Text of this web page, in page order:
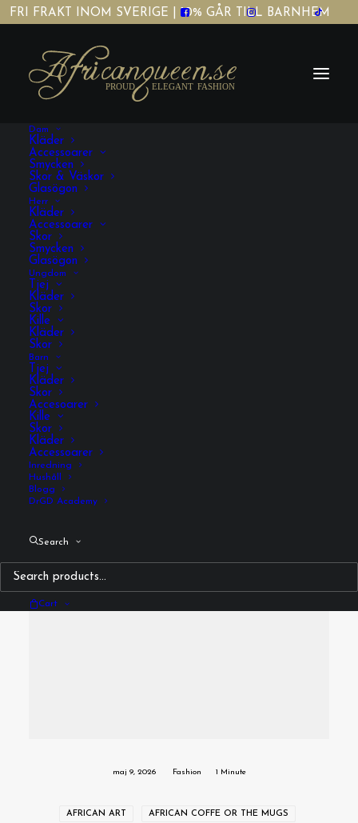
FRI FRAKT INOM SVERIGE | 10% GÅR TILL BARNHEM
Dam
Kläder
Accessoarer
Smycken
Skor & Väskor
Glasögon
Herr
Kläder
Accessoarer
Skor
Smycken
Glasögon
Ungdom
Tjej
Kläder
Skor
Kille
Kläder
Skor
Barn
Tjej
Kläder
Skor
Accesoarer
Kille
Skor
Kläder
Accessoarer
Inredning
Hushåll
Blogg
DrGD Academy
Search
Cart
maj 9, 2026 Fashion 1 Minute
AFRICAN ART AFRICAN COFFE OR THE MUGS